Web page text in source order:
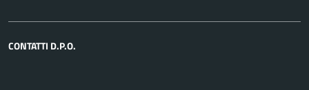
CONTATTI D.P.O.